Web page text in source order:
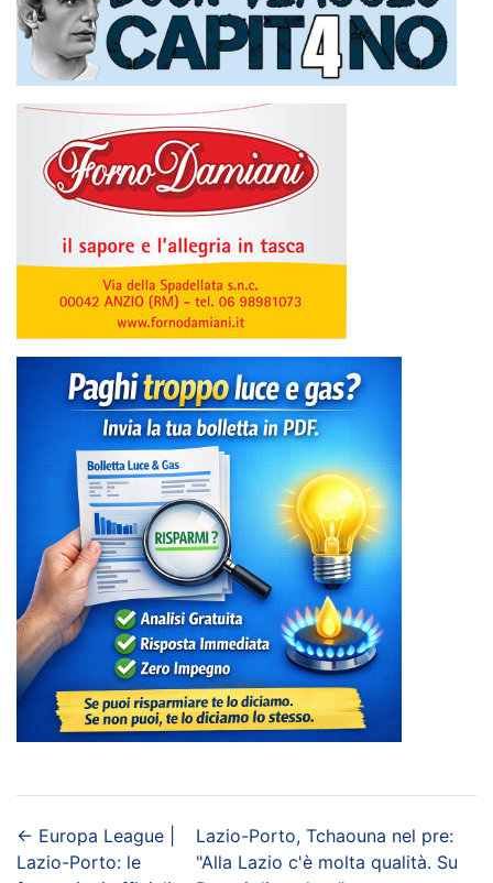
← Europa League |
Lazio-Porto: le
Lazio-Porto, Tchaouna nel pre:
"Alla Lazio c'è molta qualità. Su